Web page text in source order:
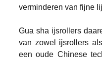
verminderen van fijne
Gua sha ijsrollers
van zowel ijsrollers
een oude Chinese